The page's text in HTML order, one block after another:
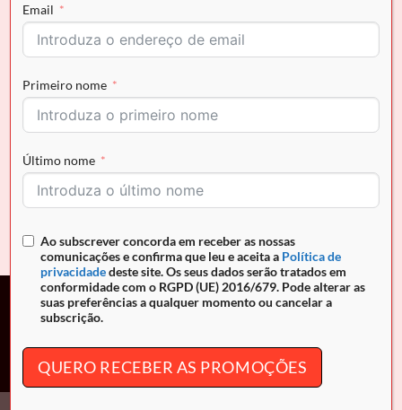
CAVALINHO
Trolley Cavalinho Médio Atlas
144.90
Campanha promocional. Descontos entre 10% e 30% nos
(Portugal continental) de 30 de Setembro de 2026.
Email
Primeiro nome
Último nome
Ao subscrever concorda em receber as nossas
comunicações e confirma que leu e aceita a Política de
privacidadedeste site. Os seus dados serão tratados em
conformidade com o RGPD (UE) 2016/679. Pode alterar as
suas preferências a qualquer momento ou cancelar a
subscrição.
QUERO RECEBER AS PROMOÇÕES